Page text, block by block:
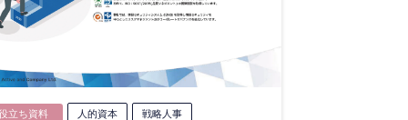
立ち資料 人的資本 戦略人事